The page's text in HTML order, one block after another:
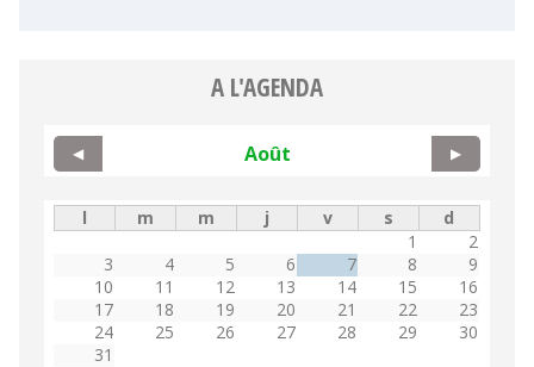
A L'AGENDA
Août
◀ ▶
l m m j v s
d
1
2
3
4 5 6 7 8
9
10
11 12 13 14 15
16
17
18 19 20 21 22
23
24
25 26 27 28 29
30
31